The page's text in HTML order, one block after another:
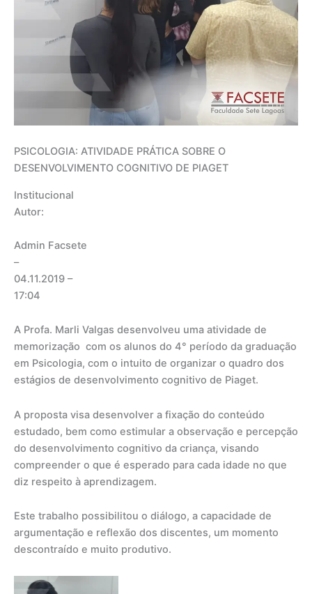
PSICOLOGIA: ATIVIDADE PRÁTICA SOBRE O
DESENVOLVIMENTO COGNITIVO DE PIAGET
Institucional
Autor:
Admin Facsete
–
04.11.2019 –
17:04
A Profa. Marli Valgas desenvolveu uma atividade de
memorização com os alunos do 4° período da graduação
em Psicologia, com o intuito de organizar o quadro dos
estágios de desenvolvimento cognitivo de Piaget.
A proposta visa desenvolver a fixação do conteúdo
estudado, bem como estimular a observação e percepção
do desenvolvimento cognitivo da criança, visando
compreender o que é esperado para cada idade no que
diz respeito à aprendizagem.
Este trabalho possibilitou o diálogo, a capacidade de
argumentação e reflexão dos discentes, um momento
descontraído e muito produtivo.